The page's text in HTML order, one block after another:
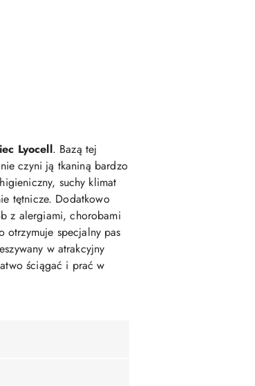
Lyocell. Bazą tej
czyni ją tkaniną bardzo
suchy klimat
tętnicze. Dodatkowo
z alergiami, chorobami
otrzymuje specjalny pas
w atrakcyjny
ściągać i prać w